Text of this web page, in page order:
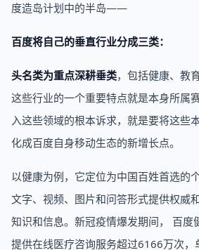
度造岛计划中的半岛——
百度将自己的垂直行业分成三类：
头名类为重点深耕垂类，包括健康、教
这些行业的一个重要特点就是本身所属
入这些领域的根本诉求，就是要将这些
化成百度自身移动生态的新增长点。
以健康为例，它定位为中国百姓首选的
文字、视频、图片和问答形式提供权威
知识和信息。新冠疫情爆发期间， 百度
提供在线医疗咨询服务超过6166万次，